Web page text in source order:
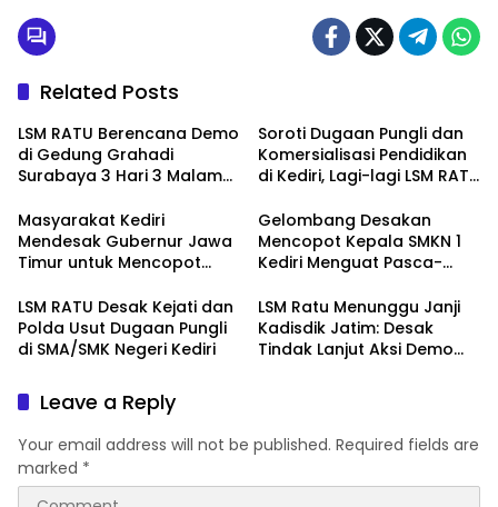
Related Posts
LSM RATU Berencana Demo
di Gedung Grahadi
Surabaya 3 Hari 3 Malam
Marakanya Pungli dan
Korupsi di Cabang Dinas
Pendidikan Kediri
Soroti Dugaan Pungli dan
Komersialisasi Pendidikan
di Kediri, Lagi-lagi LSM RATU
Pemberitahuan Aksi Damai
ke Polrestabes Surabaya
Masyarakat Kediri
Mendesak Gubernur Jawa
Timur untuk Mencopot
Carut Marutnya Pendidikan
di Kediri
Gelombang Desakan
Mencopot Kepala SMKN 1
Kediri Menguat Pasca-
dan Doxing
LSM RATU Desak Kejati dan
Polda Usut Dugaan Pungli
di SMA/SMK Negeri Kediri
LSM Ratu Menunggu Janji
Kadisdik Jatim: Desak
Tindak Lanjut Aksi Demo
Leave a Reply
Your email address will not be published. Required fields are
marked *